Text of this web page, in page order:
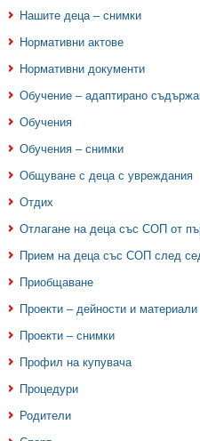
Нашите деца – снимки
Нормативни актове
Нормативни документи
Обучение – адаптирано
Обучения
Обучения – снимки
Общуване с деца с увреждания
Отдих
Отлагане на деца със СОП от
Прием на деца със СОП след
Приобщаване
Проекти – дейности и материали
Проекти – снимки
Профил на купувача
Процедури
Родители